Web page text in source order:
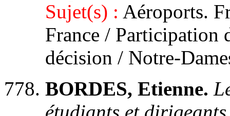
Sujet(s) : Aéroports.
France / Participation
décision / Notre-
BORDES, Etienne.